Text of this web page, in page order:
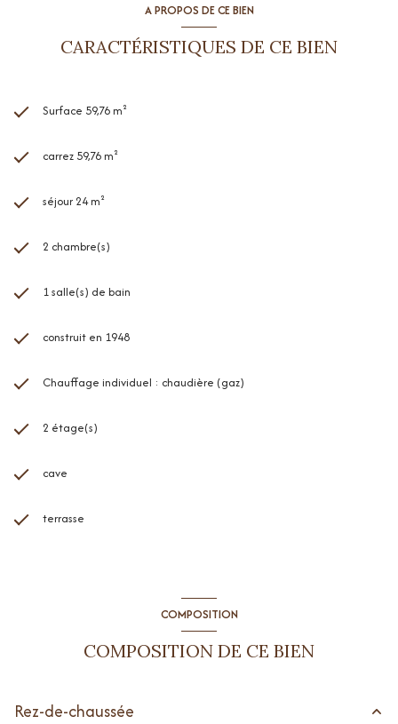
A PROPOS DE CE BIEN
CARACTÉRISTIQUES DE CE BIEN
Surface 59,76 m²
carrez 59,76 m²
séjour 24 m²
2 chambre(s)
1 salle(s) de bain
construit en 1948
Chauffage individuel : chaudière (gaz)
2 étage(s)
cave
terrasse
COMPOSITION
COMPOSITION DE CE BIEN
Rez-de-chaussée